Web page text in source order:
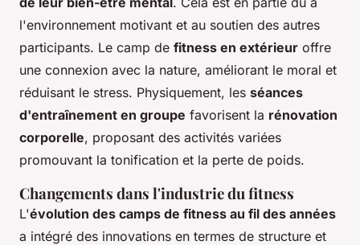
l'environnement motivant et au soutien des autres
participants. Le camp de fitness en extérieur offre
une connexion avec la nature, améliorant le moral et
réduisant le stress. Physiquement, les séances
d'entraînement en groupe favorisent la rénovation
corporelle, proposant des activités variées
promouvant la tonification et la perte de poids.
Changements dans l'industrie du fitness
L'évolution des camps de fitness au fil des années
a intégré des innovations en termes de structure et